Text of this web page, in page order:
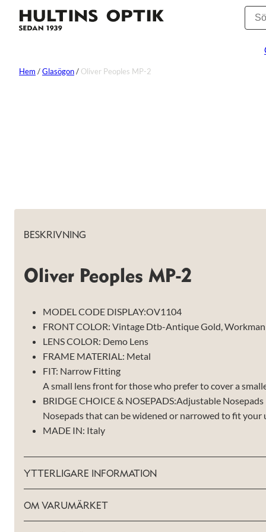
Hem /Glasögon/ Oliver Peoples MP-2
BESKRIVNING
Oliver Peoples MP-2
MODEL CODE DISPLAY:OV1104
FRONT COLOR: Vintage Dtb-Antique Gold, Workman
LENS COLOR: Demo Lens
FRAME MATERIAL: Metal
FIT: Narrow Fitting
A small lens front for those who prefer to cover a
BRIDGE CHOICE & NOSEPADS:Adjustable Nosepads
Nosepads that can be widened or narrowed to fit your
MADE IN: Italy
YTTERLIGARE INFORMATION
OM VARUMÄRKET
Dessa kakor
går inte att